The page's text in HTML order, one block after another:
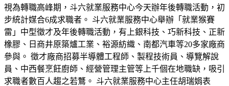
視為轉職高峰期，斗六就業服務中心今天辦年後轉職活動，初
步統計媒合6成求職者。 斗六就業服務中心舉辦「就業猴賽
雷」中型徵才及年後轉職活動，有上銀科技、巧新科技、正新
橡膠、日商井原築爐工業、裕源紡織、南都汽車等20多家廠商
參與。 徵才廠商招募半導體工程師、製程技術員、導覽解說
員、中西餐烹飪廚師、經營管理主管等上千個在地職缺，吸引
求職者數百人趨之若鶩。 斗六就業服務中心主任胡瑞娟表